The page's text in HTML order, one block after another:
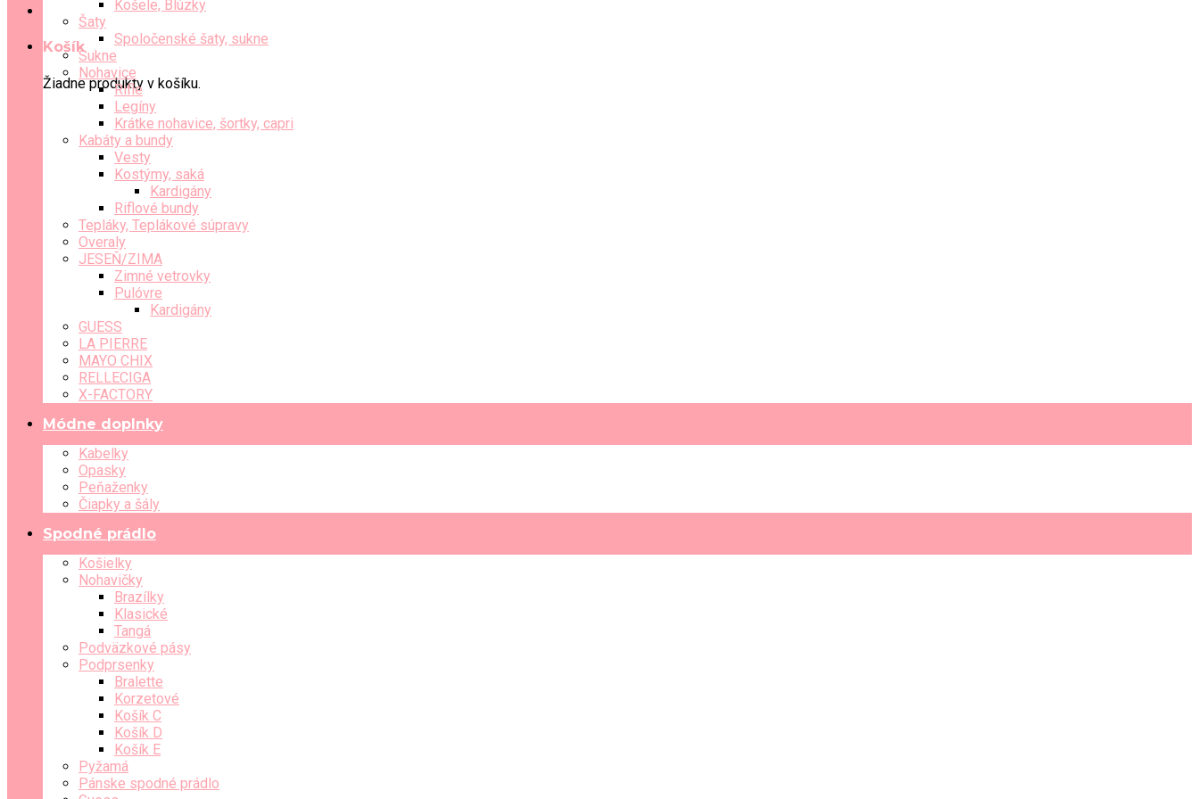
Košík
Žiadne produkty v košíku.
Košele, Blúzky
Šaty
Spoločenské šaty, sukne
Sukne
Nohavice
Rifle
Legíny
Krátke nohavice, šortky, capri
Kabáty a bundy
Vesty
Kostýmy, saká
Kardigány
Riflové bundy
Tepláky, Teplákové súpravy
Overaly
JESEŇ/ZIMA
Zimné vetrovky
Pulóvre
Kardigány
GUESS
LA PIERRE
MAYO CHIX
RELLECIGA
X-FACTORY
Módne doplnky
Kabelky
Opasky
Peňaženky
Čiapky a šály
Spodné prádlo
Košielky
Nohavičky
Brazílky
Klasické
Tangá
Podväzkové pásy
Podprsenky
Bralette
Korzetové
Košík C
Košík D
Košík E
Pyžamá
Pánske spodné prádlo